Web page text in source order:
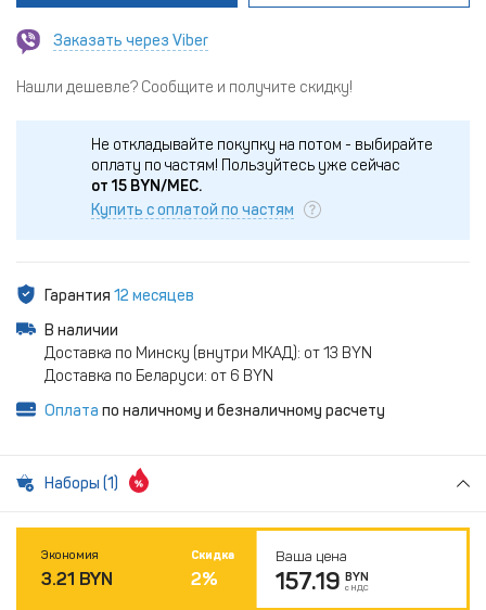
Заказать через Viber
Нашли дешевле? Сообщите и получите скидку!
Не откладывайте покупку на потом - выбирайте
оплату по частям! Пользуйтесь уже сейчас
от 15 BYN/МЕС.
Купить с оплатой по частям
Гарантия 12 месяцев
В наличии
Доставка по Минску (внутри МКАД): от 13 BYN
Доставка по Беларуси: от 6 BYN
Оплата по наличному и безналичному расчету
Наборы (1)
Экономия
3.21 BYN
Скидка
2%
Ваша цена
157.19 BYN
с НДС